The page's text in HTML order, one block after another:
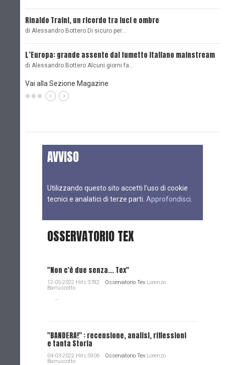
Rinaldo Traini, un ricordo tra luci e ombre
di Alessandro Bottero Di sicuro per…
L’Europa: grande assente dal fumetto italiano mainstream
di Alessandro Bottero Alcuni giorni fa…
Vai alla Sezione Magazine
AVVISO
Utilizzando questo sito accetti l’uso di cookie
tecnici e analatici di terze parti. Approfondisci
OSSERVATORIO TEX
"Non c'è due senza... Tex"
12-05-2022 Hits:3782 Osservatorio Tex Lorenzo
Barruscotto
...
"BANDERA!" : recensione, analisi, riflessioni
e tanta Storia
04-03-2022 Hits:5906 Osservatorio Tex Lorenzo
Barruscotto